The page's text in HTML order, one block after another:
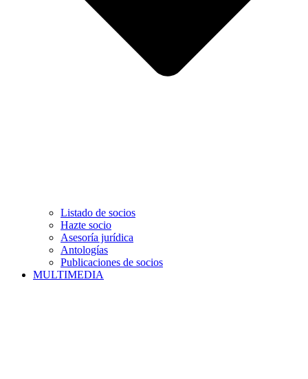
Listado de socios
Hazte socio
Asesoría jurídica
Antologías
Publicaciones de socios
MULTIMEDIA